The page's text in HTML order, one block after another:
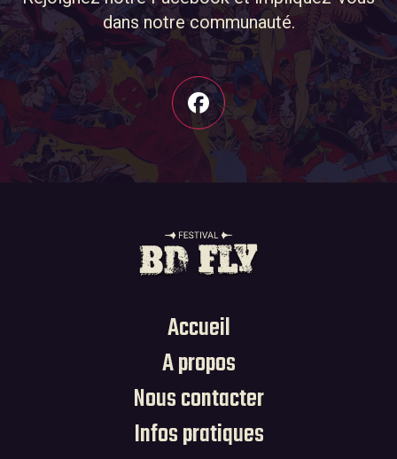
dans notre communauté.
Accueil
A propos
Nous contacter
Infos pratiques